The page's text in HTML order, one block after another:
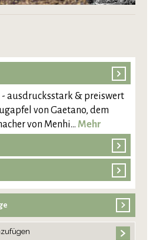
ausdrucksstark & preiswert
von Gaetano, dem
von Menhi… Mehr